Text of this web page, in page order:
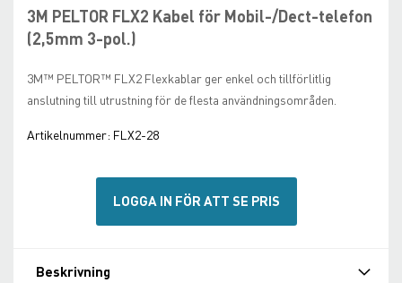
LADDA NER
3M PELTOR FLX2 Kabel för Mobil-/Dect-telefon
(2,5mm 3-pol.)
3M™ PELTOR™ FLX2 Flexkablar ger enkel och tillförlitlig
anslutning till utrustning för de flesta användningsområden.
Artikelnummer: FLX2-28
LOGGA IN FÖR ATT SE PRIS
the
images
gallery
beginning
of
the
gallery
Beskrivning